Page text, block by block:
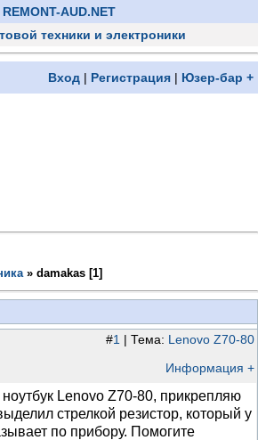
REMONT-AUD.NET
техники и электроники
Вход | Регистрация | Юзер-бар +
» damakas [1]
#1 | Тема: Lenovo Z70-80
Информация +
Lenovo Z70-80, прикрепляю
стрелкой резистор, который у
по прибору. Помогите